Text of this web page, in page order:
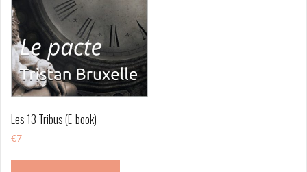
Les 13 Tribus (E-book)
€7